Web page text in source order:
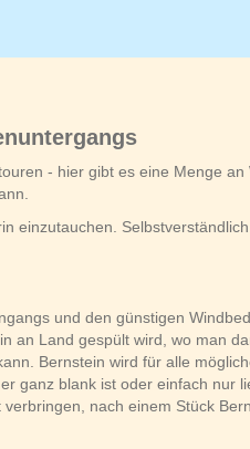
- hier gibt es eine Menge
einzutauchen.
und den günstigen
an Land gespült wird, wo man
Bernstein wird für alle
ganz blank ist oder einfach nur
nach einem Stück